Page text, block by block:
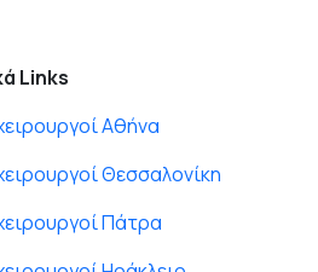
Links
Αθήνα
Θεσσαλονίκη
Πάτρα